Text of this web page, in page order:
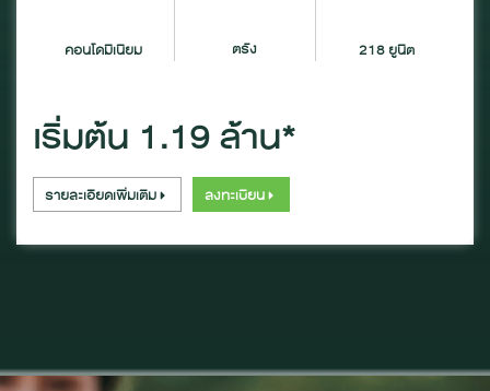
คอนโดมิเนียม ตรัง 218 ยูนิต
เริ่มต้น 1.19 ล้าน*
รายละเอียดเพิ่มเติม ลงทะเบียน